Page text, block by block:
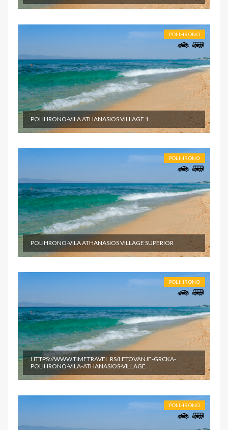
POLIHRONO
POLIHRONO-VILA ATHANASIOS VILLAGE 1
POLIHRONO
POLIHRONO-VILA ATHANASIOS VILLAGE SUPERIOR
POLIHRONO
HTTPS://WWW.TIMETRAVEL.RS/LETOVANJE-GRCKA-
POLIHRONO-VILA-ATHANASIOS-VILLAGE
POLIHRONO